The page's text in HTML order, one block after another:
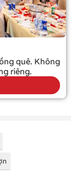
quê. Không
riêng.